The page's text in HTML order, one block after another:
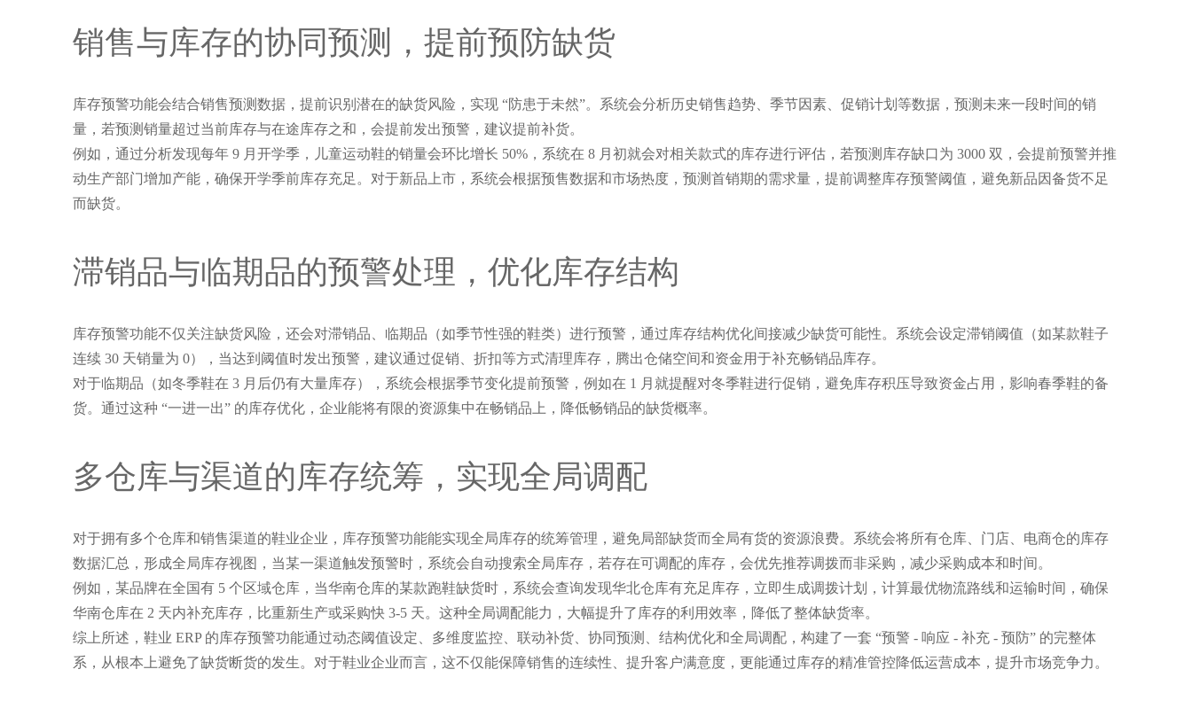
销售与库存的协同预测，提前预防缺货
库存预警功能会结合销售预测数据，提前识别潜在的缺货风险，实现 “防患于未然”。系统会分析历史销售趋势、季节因素、促销计划等数据，预测未来一段时间的销
量，若预测销量超过当前库存与在途库存之和，会提前发出预警，建议提前补货。
例如，通过分析发现每年 9 月开学季，儿童运动鞋的销量会环比增长 50%，系统在 8 月初就会对相关款式的库存进行评估，若预测库存缺口为 3000 双，会提前预警并推
动生产部门增加产能，确保开学季前库存充足。对于新品上市，系统会根据预售数据和市场热度，预测首销期的需求量，提前调整库存预警阈值，避免新品因备货不足
而缺货。
滞销品与临期品的预警处理，优化库存结构
库存预警功能不仅关注缺货风险，还会对滞销品、临期品（如季节性强的鞋类）进行预警，通过库存结构优化间接减少缺货可能性。系统会设定滞销阈值（如某款鞋子
连续 30 天销量为 0），当达到阈值时发出预警，建议通过促销、折扣等方式清理库存，腾出仓储空间和资金用于补充畅销品库存。
对于临期品（如冬季鞋在 3 月后仍有大量库存），系统会根据季节变化提前预警，例如在 1 月就提醒对冬季鞋进行促销，避免库存积压导致资金占用，影响春季鞋的备
货。通过这种 “一进一出” 的库存优化，企业能将有限的资源集中在畅销品上，降低畅销品的缺货概率。
多仓库与渠道的库存统筹，实现全局调配
对于拥有多个仓库和销售渠道的鞋业企业，库存预警功能能实现全局库存的统筹管理，避免局部缺货而全局有货的资源浪费。系统会将所有仓库、门店、电商仓的库存
数据汇总，形成全局库存视图，当某一渠道触发预警时，系统会自动搜索全局库存，若存在可调配的库存，会优先推荐调拨而非采购，减少采购成本和时间。
例如，某品牌在全国有 5 个区域仓库，当华南仓库的某款跑鞋缺货时，系统会查询发现华北仓库有充足库存，立即生成调拨计划，计算最优物流路线和运输时间，确保
华南仓库在 2 天内补充库存，比重新生产或采购快 3-5 天。这种全局调配能力，大幅提升了库存的利用效率，降低了整体缺货率。
综上所述，鞋业 ERP 的库存预警功能通过动态阈值设定、多维度监控、联动补货、协同预测、结构优化和全局调配，构建了一套 “预警 - 响应 - 补充 - 预防” 的完整体
系，从根本上避免了缺货断货的发生。对于鞋业企业而言，这不仅能保障销售的连续性、提升客户满意度，更能通过库存的精准管控降低运营成本，提升市场竞争力。